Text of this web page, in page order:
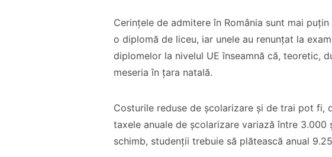
Cerințele de admitere în România sunt mai
o diplomă de liceu, iar unele au renunțat la
diplomelor la nivelul UE înseamnă că, teoretic,
meseria în țara natală.
Costurile reduse de școlarizare și de trai pot fi,
taxele anuale de școlarizare variază între 3.000
schimb, studenții trebuie să plătească anual